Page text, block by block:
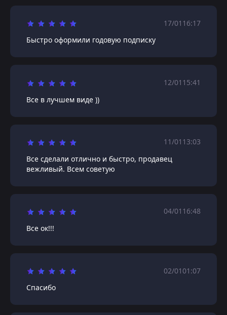
17/01 16:17
Быстро оформили годовую подписку
12/01 15:41
Все в лучшем виде ))
11/01 13:03
Все сделали отлично и быстро, продавец
вежливый. Всем советую
04/01 16:48
Все ок!!!
02/0101:07
Спасибо